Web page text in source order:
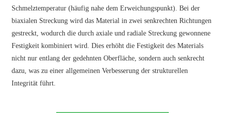
Schmelztemperatur (häufig nahe dem Erweichungspunkt). Bei der
biaxialen Streckung wird das Material in zwei senkrechten Richtungen
gestreckt, wodurch die durch axiale und radiale Streckung gewonnene
Festigkeit kombiniert wird. Dies erhöht die Festigkeit des Materials
nicht nur entlang der gedehnten Oberfläche, sondern auch senkrecht
dazu, was zu einer allgemeinen Verbesserung der strukturellen
Integrität führt.